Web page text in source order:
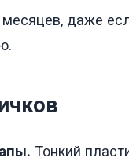
даже
Тонкий